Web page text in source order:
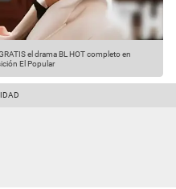
el drama BL HOT completo en
El Popular